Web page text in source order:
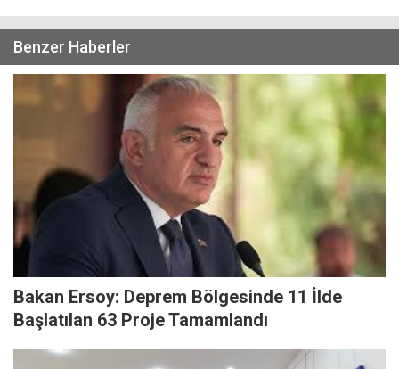
Benzer Haberler
Bakan Ersoy: Deprem Bölgesinde 11 İlde
Başlatılan 63 Proje Tamamlandı